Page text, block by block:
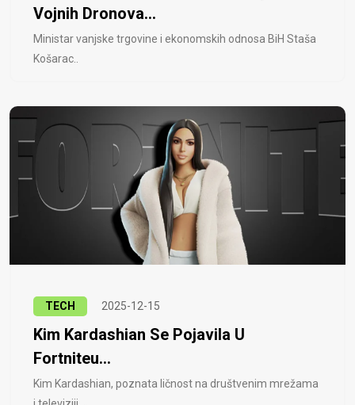
Vojnih Dronova...
Ministar vanjske trgovine i ekonomskih odnosa BiH Staša
Košarac..
TECH 2025-12-15
Kim Kardashian Se Pojavila U
Fortniteu...
Kim Kardashian, poznata ličnost na društvenim mrežama